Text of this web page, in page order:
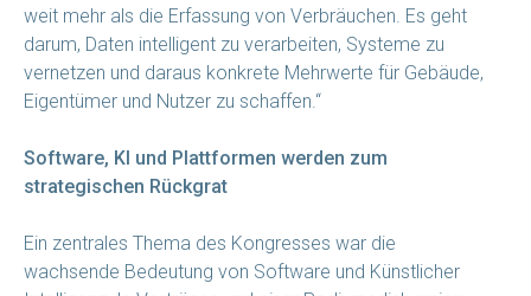
weit mehr als die Erfassung von Verbräuchen. Es geht
darum, Daten intelligent zu verarbeiten, Systeme zu
vernetzen und daraus konkrete Mehrwerte für Gebäude,
Eigentümer und Nutzer zu schaffen.“
Software, KI und Plattformen werden zum
strategischen Rückgrat
Ein zentrales Thema des Kongresses war die
wachsende Bedeutung von Software und Künstlicher